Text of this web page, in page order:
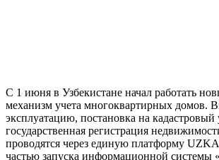
С 1 июня в Узбекистане начал работать
механизм учета многоквартирных домов.
эксплуатацию, постановка на кадастровый
государственная регистрация
проводятся через единую платформу
частью запуска информационной системы